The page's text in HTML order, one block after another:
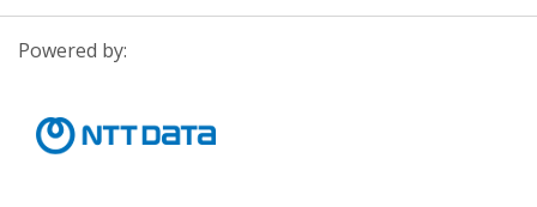
Powered by: